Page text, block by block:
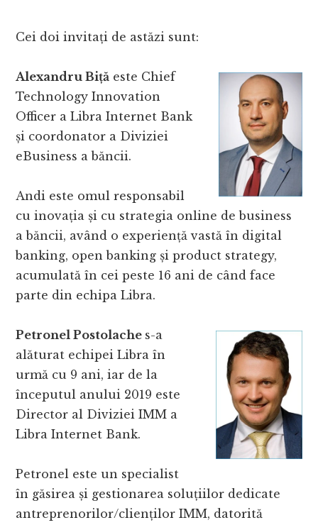
Cei doi invitați de astăzi sunt:
Alexandru Biță este Chief
Technology Innovation
Officer a Libra Internet Bank
și coordonator a Diviziei
eBusiness a băncii.
Andi este omul responsabil
cu inovația și cu strategia online de business
a băncii, având o experiență vastă în digital
banking, open banking și product strategy,
acumulată în cei peste 16 ani de când face
parte din echipa Libra.
Petronel Postolache s-a
alăturat echipei Libra în
urmă cu 9 ani, iar de la
începutul anului 2019 este
Director al Diviziei IMM a
Libra Internet Bank.
Petronel este un specialist
în găsirea și gestionarea soluțiilor dedicate
antreprenorilor/clienților IMM, datorită